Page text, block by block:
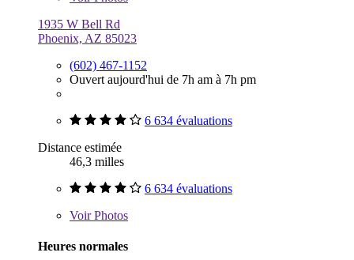
1935 W Bell Rd
Phoenix, AZ 85023
(602) 467-1152
Ouvert aujourd'hui de 7h am à 7h pm
6 634 évaluations
Distance estimée
46,3 milles
6 634 évaluations
VoirPhotos
Heures normales